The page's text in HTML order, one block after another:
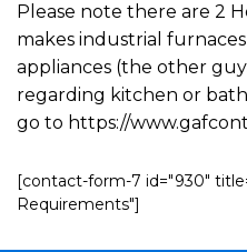
Please note there are 2
makes industrial
appliances (the other
regarding kitchen or
go to https://
[contact-form-7 id="930"
Requirements"]